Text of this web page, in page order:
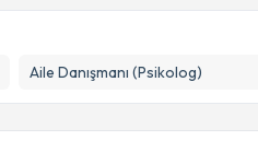
Aile Danışmanı (Psikolog)